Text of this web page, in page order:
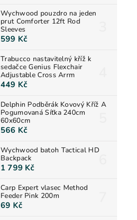
Wychwood pouzdro na jeden
prut Comforter 12ft Rod
Sleeves
599 Kč
Trabucco nastavitelný kříž k
sedačce Genius Flexchair
Adjustable Cross Arrm
449 Kč
Delphin Podběrák Kovový Kříž A
Pogumovaná Síťka 240cm
60x60cm
566 Kč
Wychwood batoh Tactical HD
Backpack
1 799 Kč
Carp Expert vlasec Method
Feeder Pink 200m
69 Kč